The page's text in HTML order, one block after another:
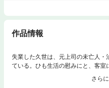
作品情報
失業した久世は、元上司の未亡人
ている。ひも生活の慰みにと、客室
に、ある会社の労組絡みの無理心
好奇心を覚えた久世は、私立探偵